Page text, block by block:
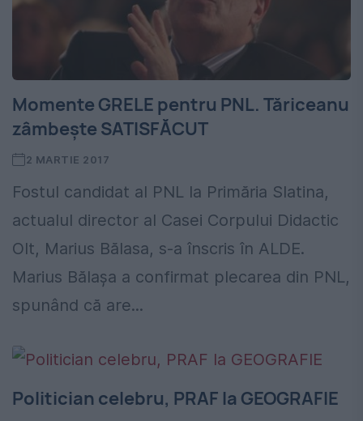
Momente GRELE pentru PNL. Tăriceanu
zâmbeşte SATISFĂCUT
2 MARTIE 2017
Fostul candidat al PNL la Primăria Slatina,
actualul director al Casei Corpului Didactic
Olt, Marius Bălasa, s-a înscris în ALDE.
Marius Bălaşa a confirmat plecarea din PNL,
spunând că are...
Politician celebru, PRAF la GEOGRAFIE